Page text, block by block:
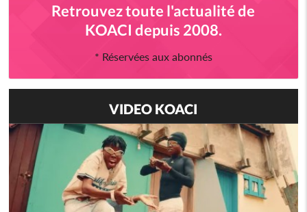
Retrouvez toute l'actualité de
KOACI depuis 2008.
* Réservées aux abonnés
VIDEO KOACI